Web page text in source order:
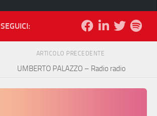
SEGUICI:
ARTICOLO PRECEDENTE
UMBERTO PALAZZO – Radio radio